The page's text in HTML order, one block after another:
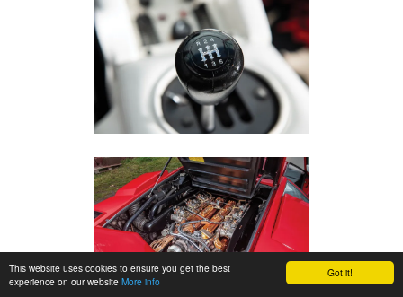
Got it!
This website uses cookies to ensure you get the best
experience on our website More info